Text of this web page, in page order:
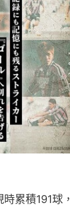
累積191球，